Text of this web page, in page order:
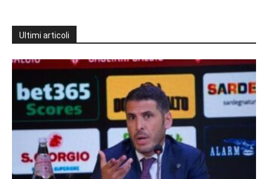
Ultimi articoli